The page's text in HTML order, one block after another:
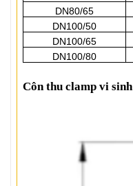
DN80/65
DN100/50
DN100/65
DN100/80
Côn thu clamp vi sinh